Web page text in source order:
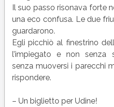
Il suo passo risonava forte
una eco confusa. Le due
guardarono.
Egli picchiò al finestrino
l’impiegato e non senza
senza muoversi i parecchi
rispondere.
– Un biglietto per Udine!